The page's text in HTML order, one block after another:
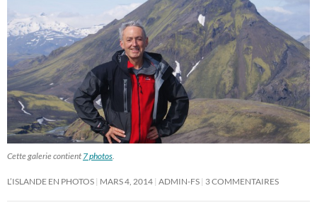
Cette galerie contient 7 photos
L’ISLANDE EN PHOTOS MARS 4, 2014 ADMIN-FS 3 COMMENTAIRES